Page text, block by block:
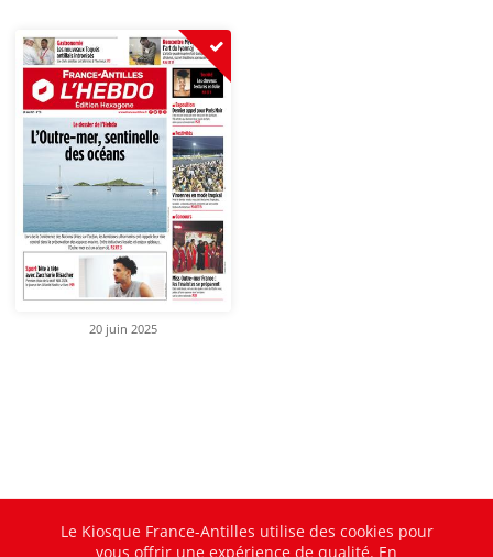
20 juin 2025
Le Kiosque France-Antilles utilise des cookies pour
vous offrir une expérience de qualité. En